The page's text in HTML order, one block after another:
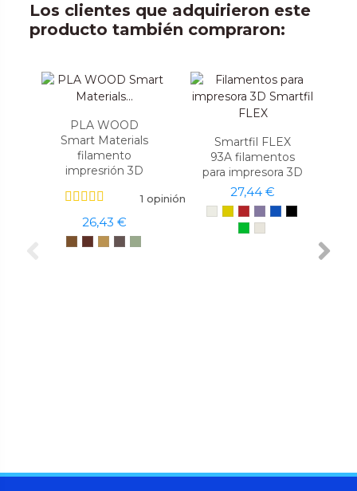
Los clientes que adquirieron este
producto también compraron:
PLA WOOD
Smart Materials
filamento
impresrión 3D
1 opinión
26,43 €
Smartfil FLEX
93A filamentos
para impresora 3D
27,44 €